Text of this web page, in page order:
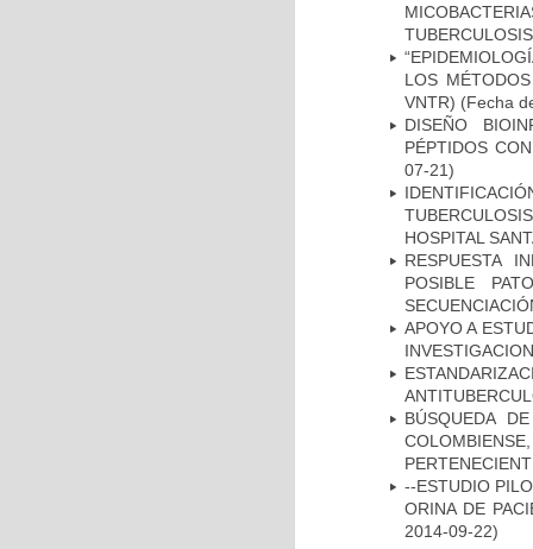
LOS
VNTR) (Fecha
DISEÑO
PÉPTIDOS
07-21)
HOSPITAL
RESPUESTA
POSIBLE
APOYO A
BÚSQUEDA
--ESTUDIO
ORINA DE
2014-09-22)